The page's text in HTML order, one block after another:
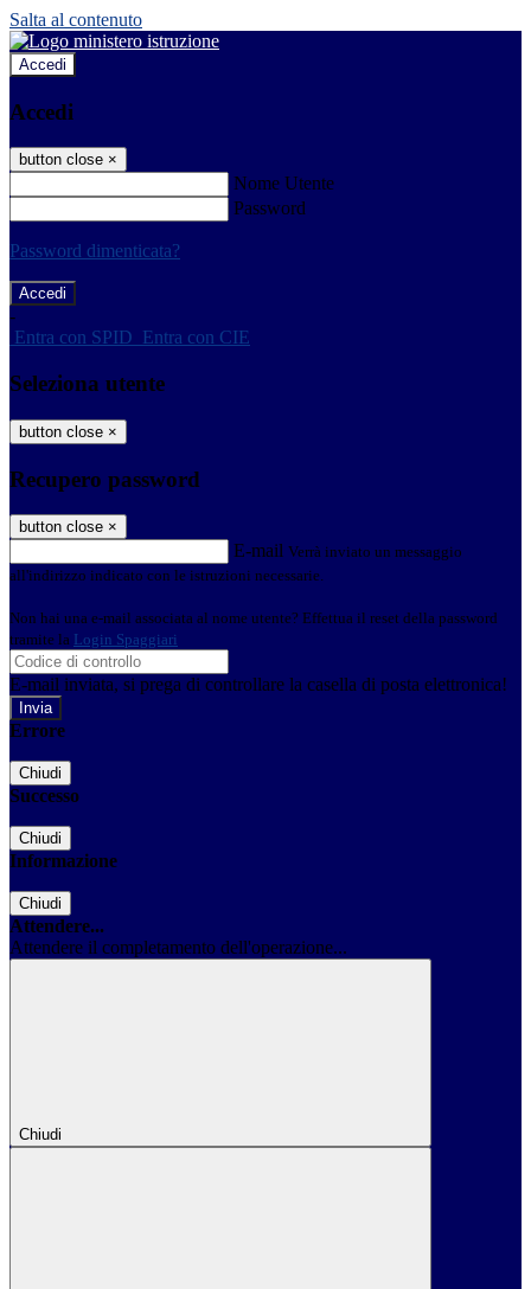
Salta al contenuto
Accedi
Accedi
button close ×
Nome Utente
Password
Password dimenticata?
-
Entra con SPID Entra con CIE
Seleziona utente
button close ×
Recupero password
button close ×
E-mail Verrà inviato un messaggio
all'indirizzo indicato con le istruzioni necessarie.
Non hai una e-mail associata al nome utente? Effettua il reset della password
tramite la Login Spaggiari
E-mail inviata, si prega di controllare la casella di posta elettronica!
Errore
Chiudi
Successo
Chiudi
Informazione
Chiudi
Attendere...
Attendere il completamento dell'operazione...
Chiudi